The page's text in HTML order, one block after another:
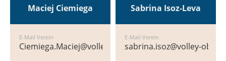
Maciej Ciemiega
E-Mail Verein
Ciemiega.Maciej@volley-obfelden.ch
Sabrina Isoz-Leva
E-Mail Verein
sabrina.isoz@volley-